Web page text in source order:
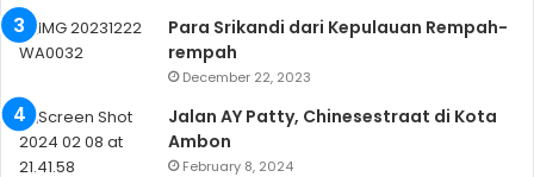
Para Srikandi dari Kepulauan Rempah-
rempah
December 22, 2023
Jalan AY Patty, Chinesestraat di Kota
Ambon
February 8, 2024